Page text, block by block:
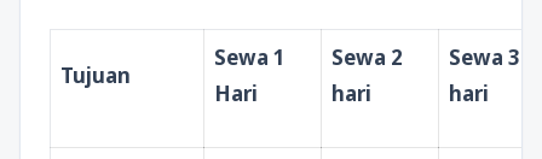
Tujuan
Sewa 1
Hari
Sewa 2
hari
Sewa 3
hari